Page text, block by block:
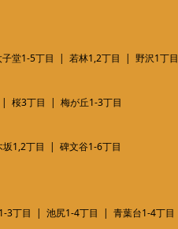
子堂1-5丁目 若林1,2丁目
野沢1丁目
桜3丁目
梅が丘1-3丁目
坂1,2丁目
碑文谷1-6丁目
3丁目 池尻1-4丁目
青葉台1-4丁目